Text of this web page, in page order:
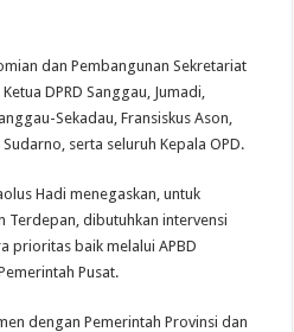
dan Pembangunan Sekretariat
DPRD Sanggau, Jumadi,
Sekadau, Fransiskus Ason,
serta seluruh Kepala OPD.
Hadi menegaskan, untuk
Terdepan, dibutuhkan intervensi
prioritas baik melalui APBD
Pusat.
dengan Pemerintah Provinsi dan